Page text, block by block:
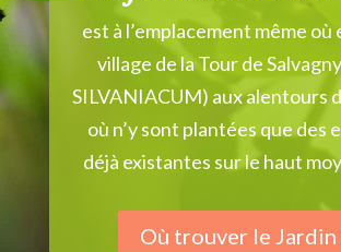
est à l’emplacement même où
village de la Tour de
SILVANIACUM) aux alentours
où n’y sont plantées que des
déjà existantes sur le haut
Où trouver le Jardin